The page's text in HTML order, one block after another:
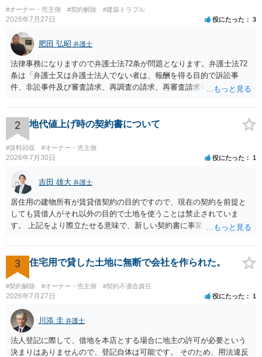
#オーナー・売主側 #契約解除 #建築トラブル
2026年7月27日 役にたった 3
肥田 弘昭 弁護士
法律事務になりますので弁護士法72条が問題となります。弁護士法72
条は「弁護士又は弁護士法人でない者は、報酬を得る目的で訴訟事
件、非訟事件及び審査請求、再調査の請求、再審査請求等行政庁に対
しくは和解その他の法律事務を取り扱い、又はこれらの周旋をするこ
とを業とすることができない。ただし、この法律又は他の法律に別段
の定めがある場合は、この限りでない。」とのことから、報酬を得る
目的がないのであれば適法です。なぜなら、弁護士法72条に違反しな
いのであれば、委任については無償で委任者が受任者に委任できるか
2 地代値上げ時の契約書について
#賃料回収 #オーナー・売主側
2026年7月30日 役にたった 1
吉田 雄大 弁護士
居住用の建物所有が賃貸借契約の目的ですので、現在の契約を前提と
しても賃借人がそれ以外の目的で土地を使うことは禁止されていま
す。 上記をより際立たせる意味で、新しい契約書に事業用として用い
交渉である以上賃借人が拒んだ場合には入りませんが、提案するのは
良い方法と思います。
3 住宅用で貸した土地に無断で会社を作られた。
#契約解除 #オーナー・売主側 #契約不適合責任
2026年7月27日 役にたった 1
川添 圭 弁護士
法人登記に際して、借地を本店とする場合に地主の許可が必要という
決まりはありませんので、登記自体は可能です。 そのため、用法違反